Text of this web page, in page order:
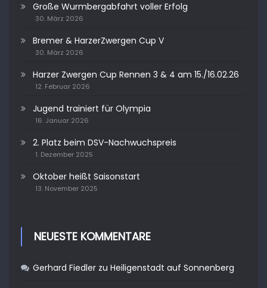
Große Wurmbergabfahrt voller Erfolg
30. März 2026
Bremer & HarzerZwergen Cup V
30. März 2026
Harzer Zwergen Cup Rennen 3 & 4 am 15./16.02.26
12. Februar 2026
Jugend trainiert für Olympia
16. Januar 2026
2. Platz beim DSV-Nachwuchspreis
1. Dezember 2025
Oktober heißt Saisonstart
13. November 2025
NEUESTE KOMMENTARE
Gerhard Fiedler zuHeiligenstadt auf Sonnenberg